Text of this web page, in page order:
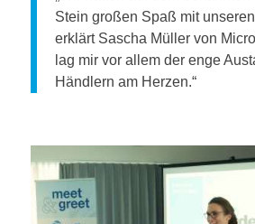
Stein großen Spaß mit unseren
erklärt Sascha Müller von
lag mir vor allem der enge
Händlern am Herzen.“